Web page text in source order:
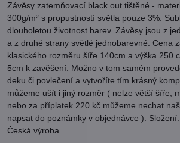
Závěsy zatemňovací black out tištěné -
300g/m² s propustností světla pouze 3%.
dlouholetou životnost barev. Závěsy jsou z
a z druhé strany světlé jednobarevné. Cena
klasického rozměru šíře 140cm a výška 250
5cm k zavěšení. Možno v tom samém
deku či povlečení a vytvoříte tím krásný
můžeme ušít i jiný rozměr ( nelze větší šíře,
nebo za příplatek 220 kč můžeme nechat
napsat do poznámky v objednávce ).
Česká výroba.